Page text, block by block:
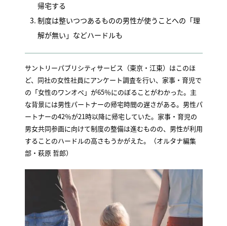
帰宅する
制度は整いつつあるものの男性が使うことへの「理
解が無い」などハードルも
サントリーパブリシティサービス（東京・江東）はこのほ
ど、同社の女性社員にアンケート調査を行い、家事・育児で
の「女性のワンオペ」が65％にのぼることがわかった。主
な背景には男性パートナーの帰宅時間の遅さがある。男性パ
ートナーの42％が21時以降に帰宅していた。家事・育児の
男女共同参画に向けて制度の整備は進むものの、男性が利用
することのハードルの高さもうかがえた。（オルタナ編集
部・萩原 哲郎）